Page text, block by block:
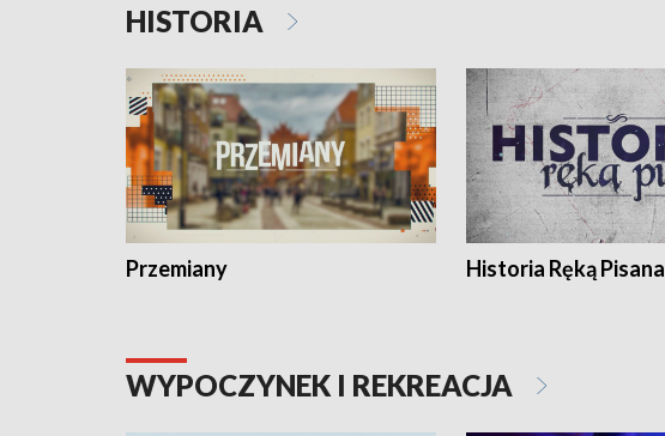
HISTORIA
Przemiany Historia Ręką Pisana
WYPOCZYNEK I REKREACJA